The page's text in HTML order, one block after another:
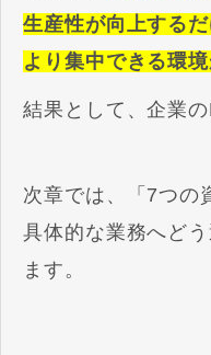
生産性が向上する
より集中できる環境
結果として、企業
次章では、「7つの
具体的な業務へど
ます。